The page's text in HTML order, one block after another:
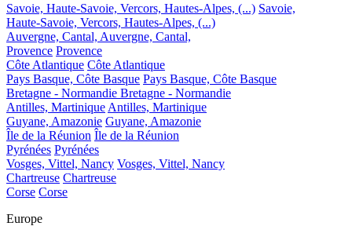
Savoie, Haute-Savoie, Vercors, Hautes-Alpes, (...) Savoie,
Haute-Savoie, Vercors, Hautes-Alpes, (...)
Auvergne, Cantal, Auvergne, Cantal,
Provence Provence
Côte Atlantique Côte Atlantique
Pays Basque, Côte Basque Pays Basque, Côte Basque
Bretagne - Normandie Bretagne - Normandie
Antilles, Martinique Antilles, Martinique
Guyane, Amazonie Guyane, Amazonie
Île de la Réunion Île de la Réunion
Pyrénées Pyrénées
Vosges, Vittel, Nancy Vosges, Vittel, Nancy
Chartreuse Chartreuse
Corse Corse
Europe